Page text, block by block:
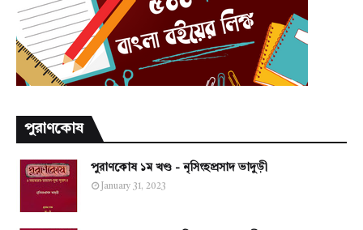
পুরাণকোষ
পুরাণকোষ ১ম খণ্ড - নৃসিংহপ্রসাদ ভাদুড়ী
January 31, 2023